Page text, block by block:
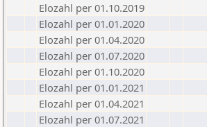
Elozahl per 01.10.2019
Elozahl per 01.01.2020
Elozahl per 01.04.2020
Elozahl per 01.07.2020
Elozahl per 01.10.2020
Elozahl per 01.01.2021
Elozahl per 01.04.2021
Elozahl per 01.07.2021